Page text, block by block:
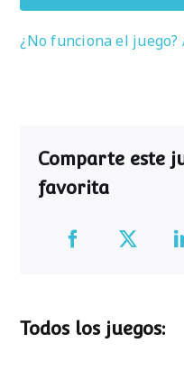
¿No funciona el juego?
Comparte este
favorita
Todos los juegos: